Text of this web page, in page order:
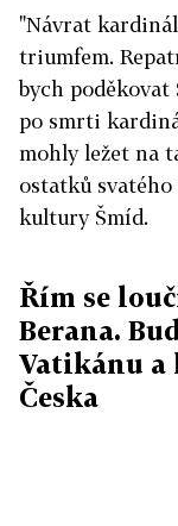
"Návrat
triumfem.
bych poděkovat
po smrti
mohly ležet na
ostatků
kultury Šmíd.
Řím se
Berana.
Vatikánu a
Česka